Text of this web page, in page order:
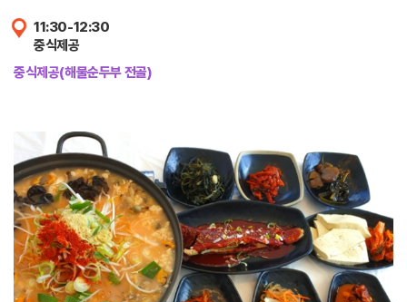
11:30-12:30
중식제공
중식제공(해물순두부 전골)